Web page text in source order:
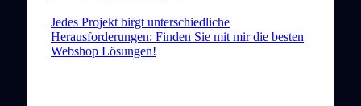
Jedes Projekt birgt unterschiedliche
Herausforderungen: Finden Sie mit mir die besten
Webshop Lösungen!